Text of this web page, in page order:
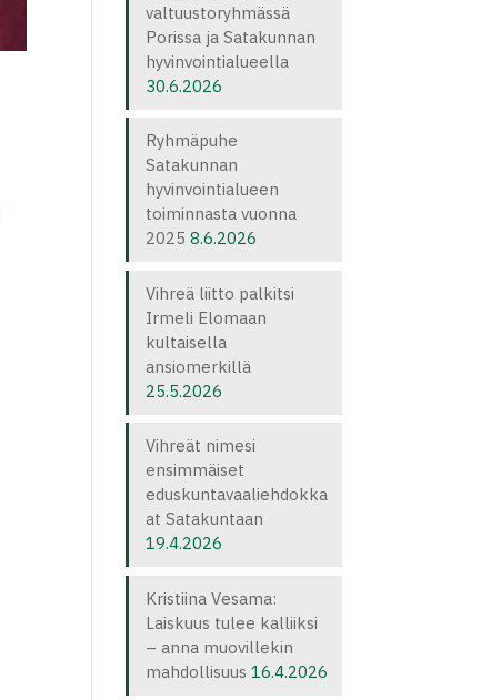
valtuustoryhmässä
Porissa ja Satakunnan
hyvinvointialueella
30.6.2026
Ryhmäpuhe
Satakunnan
hyvinvointialueen
toiminnasta vuonna
2025 8.6.2026
Vihreä liitto palkitsi
Irmeli Elomaan
kultaisella
ansiomerkillä
25.5.2026
Vihreät nimesi
ensimmäiset
eduskuntavaaliehdokka
at Satakuntaan
19.4.2026
Kristiina Vesama:
Laiskuus tulee kalliiksi
– anna muovillekin
mahdollisuus 16.4.2026